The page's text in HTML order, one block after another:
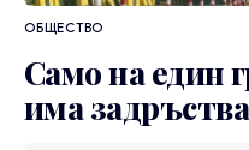
ОБЩЕСТВО
Само на един
има